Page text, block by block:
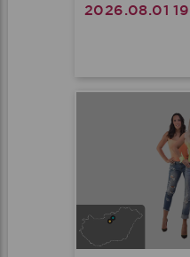
2026.08.01